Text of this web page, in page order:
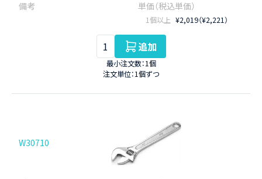
1個以上 ¥2,019（¥2,221）
追加
最小注文数：1個
注文単位：1個ずつ
W30710